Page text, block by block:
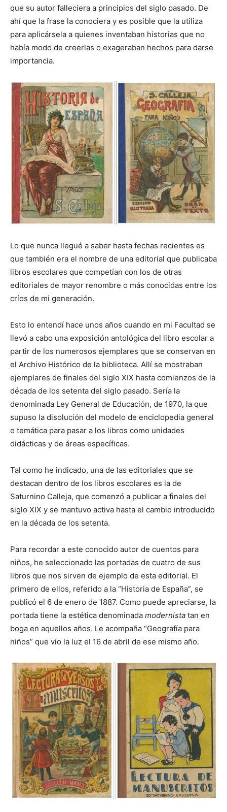
que su autor falleciera a principios del siglo pasado. De
ahí que la frase la conociera y es posible que la utiliza
para aplicársela a quienes inventaban historias que no
había modo de creerlas o exageraban hechos para darse
importancia.
Lo que nunca llegué a saber hasta fechas recientes es
que también era el nombre de una editorial que publicaba
libros escolares que competían con los de otras
editoriales de mayor renombre o más conocidas entre los
críos de mi generación.
Esto lo entendí hace unos años cuando en mi Facultad se
llevó a cabo una exposición antológica del libro escolar a
partir de los numerosos ejemplares que se conservan en
el Archivo Histórico de la biblioteca. Allí se mostraban
ejemplares de finales del siglo XIX hasta comienzos de la
década de los setenta del siglo pasado. Sería la
denominada Ley General de Educación, de 1970, la que
supuso la disolución del modelo de enciclopedia general
o temática para pasar a los libros como unidades
didácticas y de áreas específicas.
Tal como he indicado, una de las editoriales que se
destacan dentro de los libros escolares es la de
Saturnino Calleja, que comenzó a publicar a finales del
siglo XIX y se mantuvo activa hasta el cambio introducido
en la década de los setenta.
Para recordar a este conocido autor de cuentos para
niños, he seleccionado las portadas de cuatro de sus
libros que nos sirven de ejemplo de esta editorial. El
primero de ellos, referido a la “Historia de España”, se
publicó el 6 de enero de 1887. Como puede apreciarse, la
portada tiene la estética denominada modernista tan en
boga en aquellos años. Le acompaña “Geografía para
niños” que vio la luz el 16 de abril de ese mismo año.